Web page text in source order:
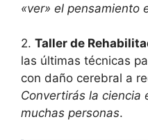
«ver» el pensamiento
2. Taller de
las últimas técnicas
con daño cerebral a
Convertirás la ciencia
muchas personas.